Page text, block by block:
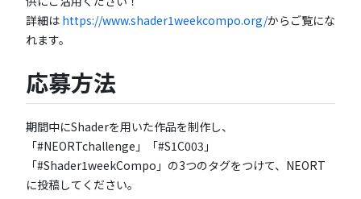
詳細は https://www.shader1weekcompo.org/からご覧にな
れます。
応募方法
期間中にShaderを用いた作品を制作し、
「#NEORTchallenge」「#S1C003」
「#Shader1weekCompo」の3つのタグをつけて、NEORT
に投稿してください。